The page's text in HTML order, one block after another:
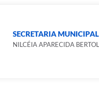
SECRETARIA
NILCÉIA APARECIDA